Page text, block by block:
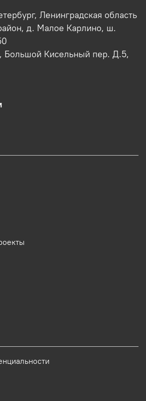
Ленинградская область
д. Малое Карлино, ш.
, Большой Кисельный пер. Д.5,